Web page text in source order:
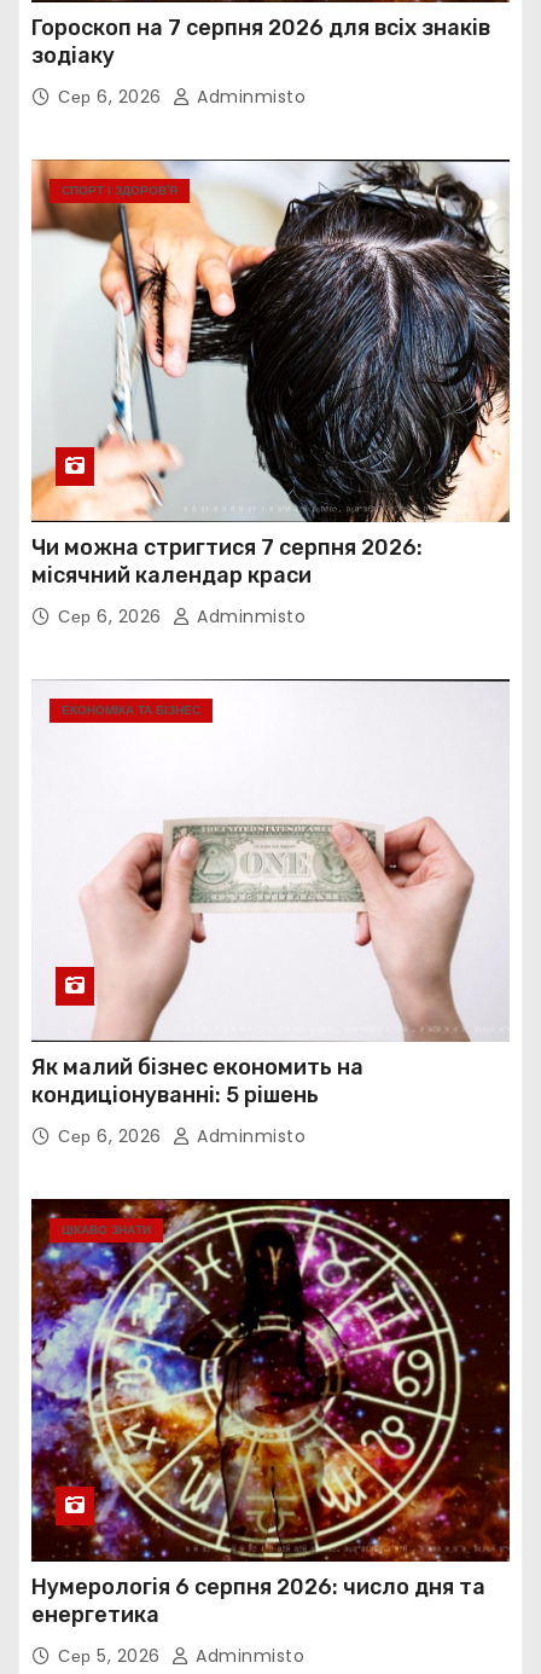
Гороскоп на 7 серпня 2026 для всіх знаків
зодіаку
Сер 6, 2026 Adminmisto
СПОРТ І ЗДОРОВ’Я
Чи можна стригтися 7 серпня 2026:
місячний календар краси
Сер 6, 2026 Adminmisto
ЕКОНОМІКА ТА БІЗНЕС
Як малий бізнес економить на
кондиціонуванні: 5 рішень
Сер 6, 2026 Adminmisto
ЦІКАВО ЗНАТИ
Нумерологія 6 серпня 2026: число дня та
енергетика
Сер 5, 2026 Adminmisto